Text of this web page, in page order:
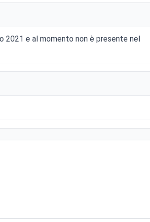
2021 e al momento non è presente nel